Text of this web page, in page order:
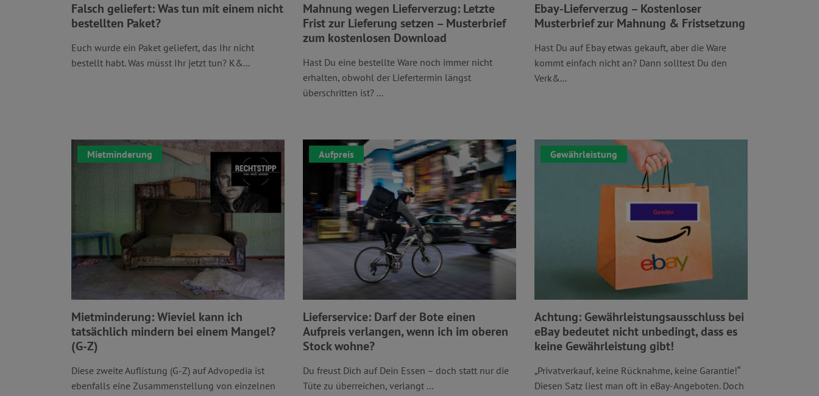
Falsch geliefert: Was tun mit einem nicht
bestellten Paket?
Euch wurde ein Paket geliefert, das Ihr nicht
bestellt habt. Was müsst Ihr jetzt tun? K&...
Mahnung wegen Lieferverzug: Letzte
Frist zur Lieferung setzen – Musterbrief
zum kostenlosen Download
Hast Du eine bestellte Ware noch immer nicht
erhalten, obwohl der Liefertermin längst
überschritten ist? ...
Ebay-Lieferverzug – Kostenloser
Musterbrief zur Mahnung & Fristsetzung
Hast Du auf Ebay etwas gekauft, aber die Ware
kommt einfach nicht an? Dann solltest Du den
Verk&...
Mietminderung
Mietminderung: Wieviel kann ich
tatsächlich mindern bei einem Mangel?
(G-Z)
Diese zweite Auflistung (G-Z) auf Advopedia ist
ebenfalls eine Zusammenstellung von einzelnen
Aufpreis
Lieferservice: Darf der Bote einen
Aufpreis verlangen, wenn ich im oberen
Stock wohne?
Du freust Dich auf Dein Essen – doch statt nur die
Tüte zu überreichen, verlangt ...
Gewährleistung
Achtung: Gewährleistungsausschluss bei
eBay bedeutet nicht unbedingt, dass es
keine Gewährleistung gibt!
„Privatverkauf, keine Rücknahme, keine Garantie!“
Diesen Satz liest man oft in eBay-Angeboten. Doch